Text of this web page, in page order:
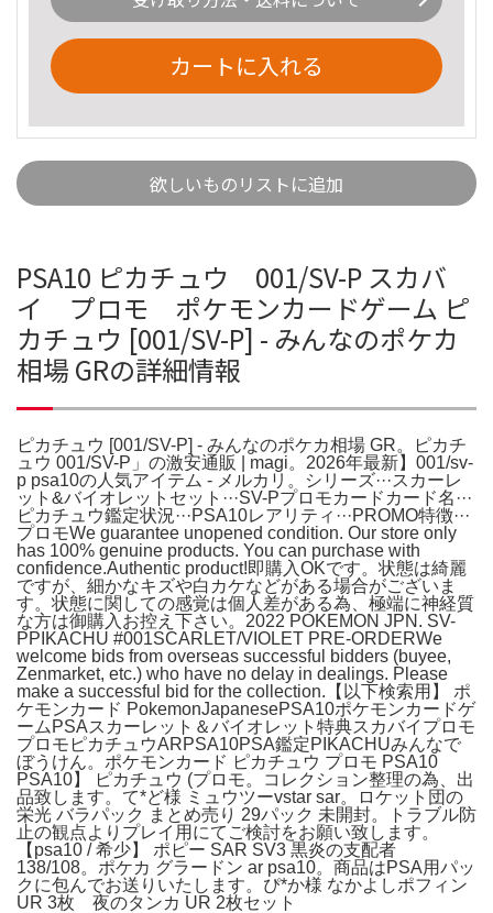
カートに入れる
欲しいものリストに追加
PSA10 ピカチュウ 001/SV-P スカバ
イ プロモ ポケモンカードゲーム ピ
カチュウ [001/SV-P] - みんなのポケカ
相場 GRの詳細情報
ピカチュウ [001/SV-P] - みんなのポケカ相場 GR。ピカチ
ュウ 001/SV-P」の激安通販 | magi。2026年最新】001/sv-
p psa10の人気アイテム - メルカリ。シリーズ···スカーレ
ット&バイオレットセット···SV-Pプロモカードカード名···
ピカチュウ鑑定状況···PSA10レアリティ···PROMO特徴···
プロモWe guarantee unopened condition. Our store only
has 100% genuine products. You can purchase with
confidence.Authentic product!即購入OKです。状態は綺麗
ですが、細かなキズや白カケなどがある場合がございま
す。状態に関しての感覚は個人差がある為、極端に神経質
な方は御購入お控え下さい。2022 POKEMON JPN. SV-
PPIKACHU #001SCARLET/VIOLET PRE-ORDERWe
welcome bids from overseas successful bidders (buyee,
Zenmarket, etc.) who have no delay in dealings. Please
make a successful bid for the collection.【以下検索用】 ポ
ケモンカード PokemonJapanesePSA10ポケモンカードゲ
ームPSAスカーレット＆バイオレット特典スカバイプロモ
プロモピカチュウARPSA10PSA鑑定PIKACHUみんなで
ぼうけん。ポケモンカード ピカチュウ プロモ PSA10
PSA10】 ピカチュウ (プロモ。コレクション整理の為、出
品致します。て*ど様 ミュウツーvstar sar。ロケット団の
栄光 バラパック まとめ売り 29パック 未開封。トラブル防
止の観点よりプレイ用にてご検討をお願い致します。
【psa10 / 希少】 ポピー SAR SV3 黒炎の支配者
138/108。ポケカ グラードン ar psa10。商品はPSA用パッ
クに包んでお送りいたします。ぴ*か様 なかよしポフィン
UR 3枚 夜のタンカ UR 2枚セット